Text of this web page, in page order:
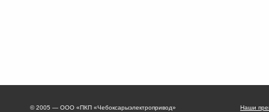
© 2005 — ООО «ПКП «Чебоксарыэлектропривод» Наши